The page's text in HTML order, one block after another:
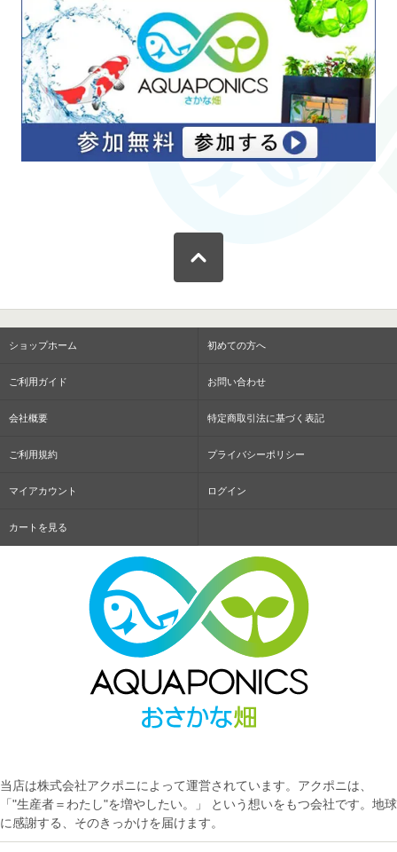
ショップホーム 初めての方へ
ご利用ガイド お問い合わせ
会社概要 特定商取引法に基づく表記
ご利用規約 プライバシーポリシー
マイアカウント ログイン
カートを見る
当店は株式会社アクポニによって運営されています。アクポニは、
「"生産者＝わたし"を増やしたい。」 という想いをもつ会社です。地球
に感謝する、そのきっかけを届けます。